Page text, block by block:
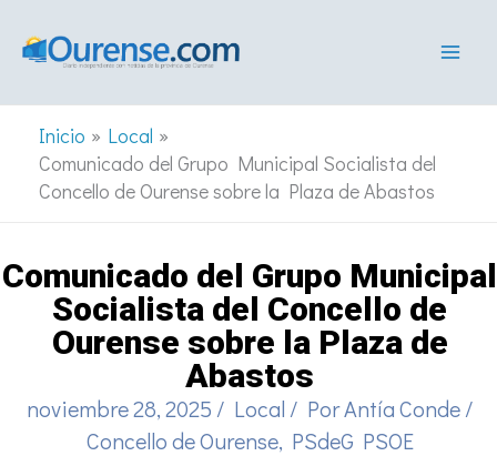
Inicio
Local
Comunicado del Grupo Municipal Socialista del
Concello de Ourense sobre la Plaza de Abastos
Comunicado del Grupo Municipal
Socialista del Concello de
Ourense sobre la Plaza de
Abastos
noviembre 28, 2025 / Local / PorAntía Conde/
Concello de Ourense, PSdeG PSOE